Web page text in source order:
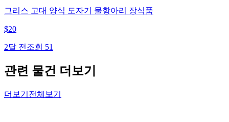
그리스 고대 양식 도자기 물항아리 장식품
$20
2달 전 조회 51
관련 물건 더보기
더보기 전체보기